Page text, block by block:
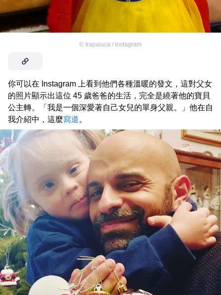
© trapaluca / Instagram
你可以在 Instagram 上看到他們各種溫暖的發文，這對父女
的照片顯示出這位 45 歲爸爸的生活，完全是繞著他的寶貝
公主轉。「我是一個深愛著自己女兒的單身父親。」他在自
我介紹中，這麼寫道。